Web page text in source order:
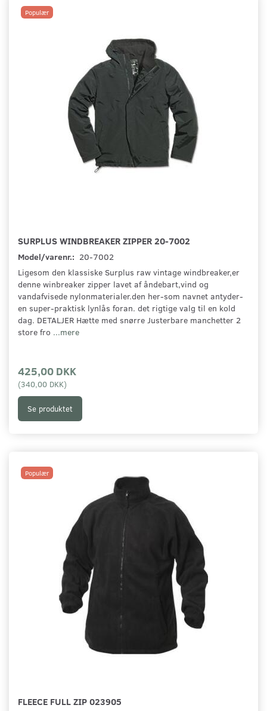
Populær
SURPLUS WINDBREAKER ZIPPER 20-7002
Model/varenr.: 20-7002
Ligesom den klassiske Surplus raw vintage windbreaker,er
denne winbreaker zipper lavet af åndebart,vind og
vandafvisede nylonmaterialer.den her-som navnet antyder-
en super-praktisk lynlås foran. det rigtige valg til en kold
dag. DETALJER Hætte med snørre Justerbare manchetter 2
store fro ...mere
425,00 DKK
(340,00 DKK)
Se produktet
Populær
FLEECE FULL ZIP 023905